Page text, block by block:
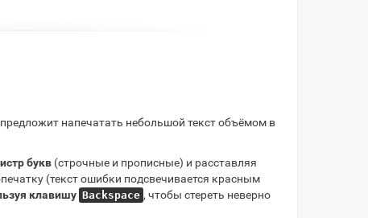
напечатать небольшой текст объёмом в
букв (строчные и прописные) и расставляя
(текст ошибки подсвечивается красным
клавишу Backspace , чтобы стереть неверно